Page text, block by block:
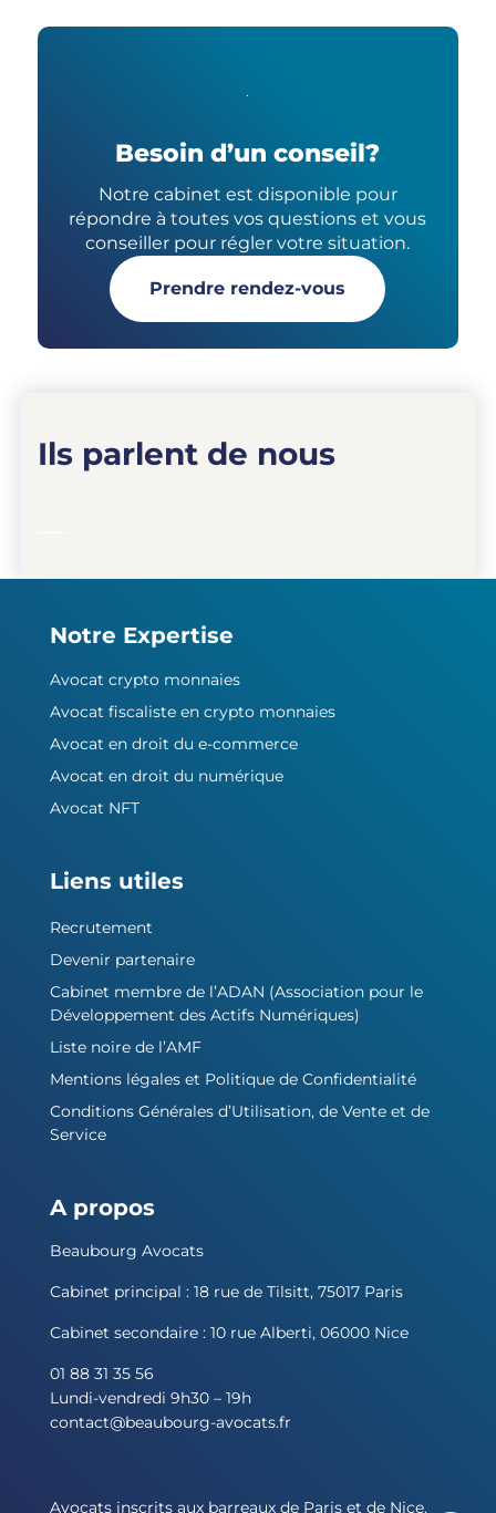
Besoin d’un conseil?
Notre cabinet est disponible pour
répondre à toutes vos questions et vous
conseiller pour régler votre situation.
Prendre rendez-vous
Ils parlent de nous
Notre Expertise
Avocat crypto monnaies
Avocat fiscaliste en crypto monnaies
Avocat en droit du e-commerce
Avocat en droit du numérique
Avocat NFT
Liens utiles
Recrutement
Devenir partenaire
Cabinet membre de l’ADAN (Association pour le
Développement des Actifs Numériques)
Liste noire de l’AMF
Mentions légales et Politique de Confidentialité
Conditions Générales d’Utilisation, de Vente et de
Service
A propos
Beaubourg Avocats
Cabinet principal : 18 rue de Tilsitt, 75017 Paris
Cabinet secondaire : 10 rue Alberti, 06000 Nice
01 88 31 35 56
Lundi-vendredi 9h30 – 19h
contact@beaubourg-avocats.fr
Avocats inscrits aux barreaux de Paris et de Nice.